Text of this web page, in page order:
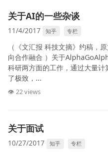
关于AI的一些杂谈
11/4/2017 知乎 专栏
（《文汇报 科技文摘》约稿，
向合作融合 ）关于
科研两方面的工作，通过大量
了极致，...
👁 22 views
关于面试
10/27/2017 知乎 专栏